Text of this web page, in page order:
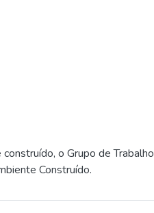
o Grupo de Trabalho
Construído.